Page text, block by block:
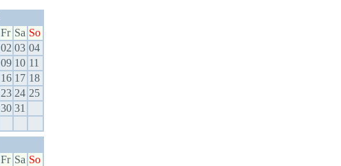
Fr Sa So
02 03 04
09 10 11
16 17 18
23 24 25
30 31
Fr Sa So